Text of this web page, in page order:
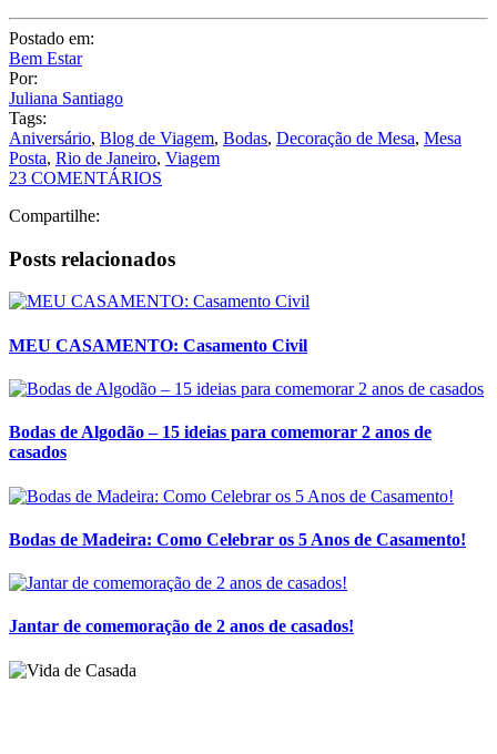
Postado em:
Bem Estar
Por:
Juliana Santiago
Tags:
Aniversário, Blog de Viagem, Bodas, Decoração de Mesa, Mesa
Posta, Rio de Janeiro, Viagem
23 COMENTÁRIOS
Compartilhe:
Posts relacionados
MEU CASAMENTO: Casamento Civil
Bodas de Algodão – 15 ideias para comemorar 2 anos de
casados
Bodas de Madeira: Como Celebrar os 5 Anos de Casamento!
Jantar de comemoração de 2 anos de casados!